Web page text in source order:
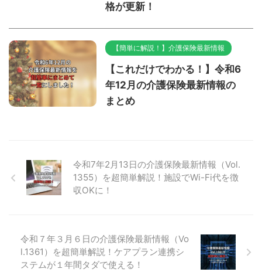
格が更新！
【簡単に解説！】介護保険最新情報
【これだけでわかる！】令和6
年12月の介護保険最新情報の
まとめ
令和7年2月13日の介護保険最新情報（Vol.
1355）を超簡単解説！施設でWi-Fi代を徴
収OKに！
令和７年３月６日の介護保険最新情報（Vo
l.1361）を超簡単解説！ケアプラン連携シ
ステムが１年間タダで使える！